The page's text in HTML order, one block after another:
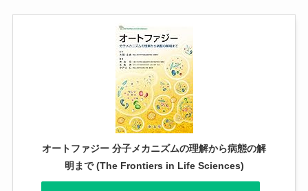
オートファジー 分子メカニズムの理解から病態の解
明まで (The Frontiers in Life Sciences)